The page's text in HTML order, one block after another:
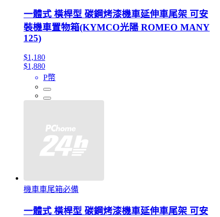
一體式 橫桿型 碳鋼烤漆機車延伸車尾架 可安
裝機車置物箱(KYMCO光陽 ROMEO MANY
125)
$1,180
$1,880
P幣
機車車尾箱必備
一體式 橫桿型 碳鋼烤漆機車延伸車尾架 可安